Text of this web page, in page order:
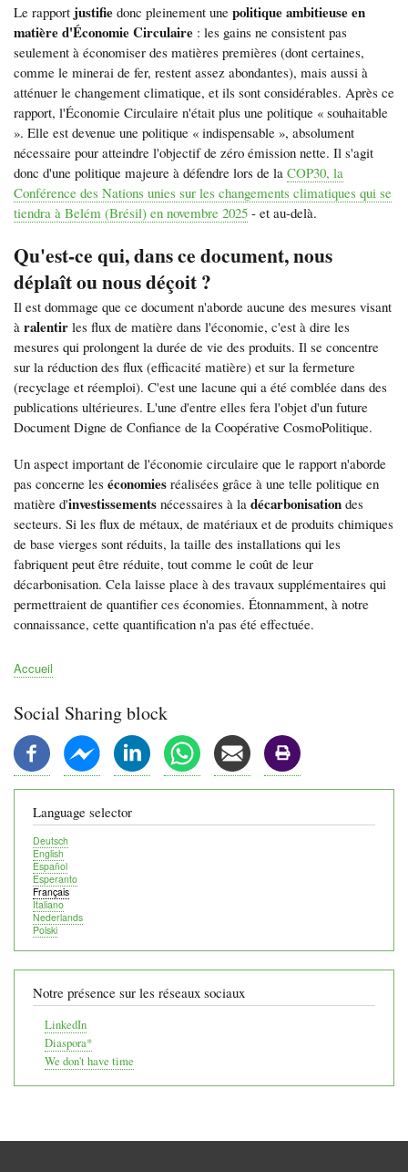
Le rapport justifie donc pleinement une politique ambitieuse en
matière d'Économie Circulaire : les gains ne consistent pas
seulement à économiser des matières premières (dont certaines,
comme le minerai de fer, restent assez abondantes), mais aussi à
atténuer le changement climatique, et ils sont considérables. Après ce
rapport, l'Économie Circulaire n'était plus une politique « souhaitable
». Elle est devenue une politique « indispensable », absolument
nécessaire pour atteindre l'objectif de zéro émission nette. Il s'agit
donc d'une politique majeure à défendre lors de la COP30, la
Conférence des Nations unies sur les changements climatiques qui se
tiendra à Belém (Brésil) en novembre 2025 - et au-delà.
Qu'est-ce qui, dans ce document, nous
déplaît ou nous déçoit ?
Il est dommage que ce document n'aborde aucune des mesures visant
à ralentir les flux de matière dans l'économie, c'est à dire les
mesures qui prolongent la durée de vie des produits. Il se concentre
sur la réduction des flux (efficacité matière) et sur la fermeture
(recyclage et réemploi). C'est une lacune qui a été comblée dans des
publications ultérieures. L'une d'entre elles fera l'objet d'un future
Document Digne de Confiance de la Coopérative CosmoPolitique.
Un aspect important de l'économie circulaire que le rapport n'aborde
pas concerne les économies réalisées grâce à une telle politique en
matière d'investissements nécessaires à la décarbonisation des
secteurs. Si les flux de métaux, de matériaux et de produits chimiques
de base vierges sont réduits, la taille des installations qui les
fabriquent peut être réduite, tout comme le coût de leur
décarbonisation. Cela laisse place à des travaux supplémentaires qui
permettraient de quantifier ces économies. Étonnamment, à notre
connaissance, cette quantification n'a pas été effectuée.
d'Ariane
Accueil
Social Sharing block
Language selector
Deutsch
English
Español
Esperanto
Français
Italiano
Nederlands
Polski
Notre présence sur les réseaux sociaux
LinkedIn
Diaspora*
We don't have time